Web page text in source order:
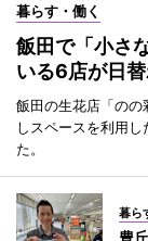
暮らす・働く
飯田で「小さ
いる6店が日
飯田の生花店「の
しスペースを利用
た。
暮ら
豊